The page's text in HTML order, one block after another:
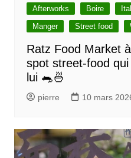
Afterworks Boire
Manger
Street food
Ratz Food Market
spot street-food
lui 🐀🍜
pierre 10 mars